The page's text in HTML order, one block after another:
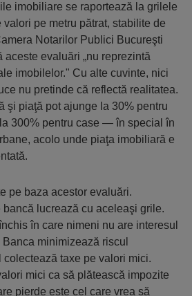
imobiliare se raportează la grilele
pe metru pătrat, stabilite de
Notarilor Publici Bucureşti
aceste evaluări „nu reprezintă
imobilelor." Cu alte cuvinte, nici
nu pretinde că reflectă realitatea.
şi piaţă pot ajunge la 30% pentru
300% pentru case — în special în
acolo unde piaţa imobiliară e
pe baza acestor evaluări.
bancă lucrează cu aceleaşi grile.
în care nimeni nu are interesul
minimizează riscul
taxe pe valori mici.
mici ca să plătească impozite
pierde este cel care vrea să